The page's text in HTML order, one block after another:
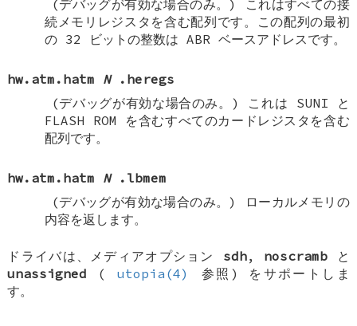
(デバッグが有効な場合のみ。)
これはすべての接
続メモリレジスタを含む配列です。この配列の最初
の 32 ビットの整数は ABR ベースアドレスです。
hw.atm.hatm N
.heregs
(デバッグが有効な場合のみ。) これは SUNI と
FLASH ROM を含むすべてのカードレジスタを含む
配列です。
hw.atm.hatm N
.lbmem
(デバッグが有効な場合のみ。)
ローカルメモリの
内容を返します。
ドライバは、メディアオプション sdh, noscramb と
unassigned ( utopia(4)
参照) をサポートしま
す。